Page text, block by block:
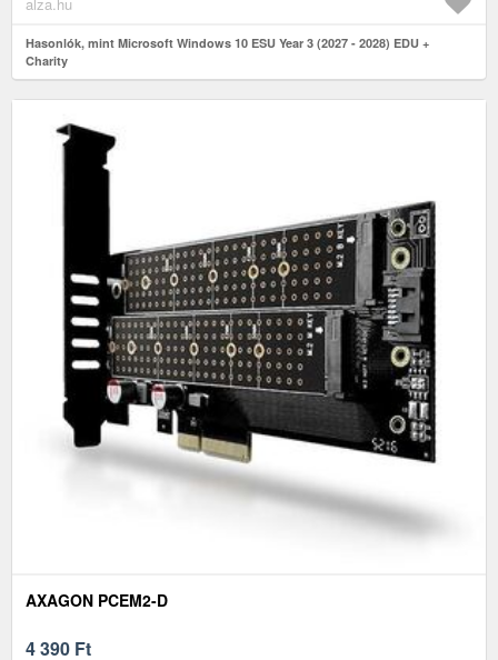
Hasonlók, mint Microsoft Windows 10 ESU Year 3 (2027 - 2028) EDU +
Charity
AXAGON PCEM2-D
4 390 Ft